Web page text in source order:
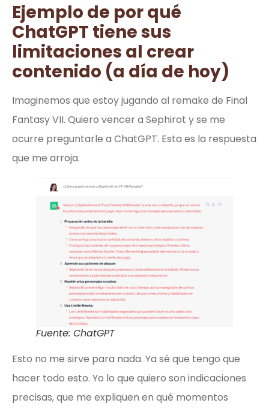
Ejemplo de por qué
ChatGPT tiene sus
limitaciones al crear
contenido (a día de hoy)
Imaginemos que estoy jugando al remake de Final
Fantasy VII. Quiero vencer a Sephirot y se me
ocurre preguntarle a ChatGPT. Esta es la respuesta
que me arroja.
Fuente: ChatGPT
Esto no me sirve para nada. Ya sé que tengo que
hacer todo esto. Yo lo que quiero son indicaciones
precisas, que me expliquen en qué momentos